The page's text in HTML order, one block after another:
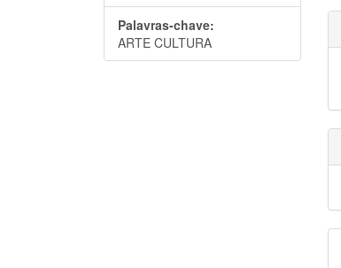
Palavras-chave:
ARTE CULTURA